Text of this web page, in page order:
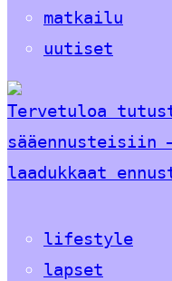
matkailu
uutiset
Tervetuloa
sääennusteisiin
laadukkaat
lifestyle
lapset